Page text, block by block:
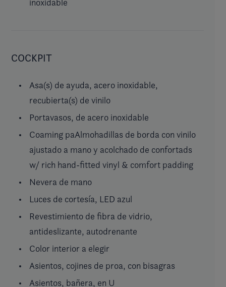
inoxidable
COCKPIT
Asa(s) de ayuda, acero inoxidable,
recubierta(s) de vinilo
Portavasos, de acero inoxidable
Coaming paAlmohadillas de borda con vinilo
ajustado a mano y acolchado de confortads
w/ rich hand-fitted vinyl & comfort padding
Nevera de mano
Luces de cortesía, LED azul
Revestimiento de fibra de vidrio,
antideslizante, autodrenante
Color interior a elegir
Asientos, cojines de proa, con bisagras
Asientos, bañera, en U